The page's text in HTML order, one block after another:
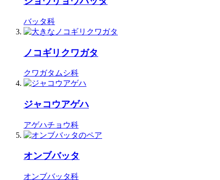
バッタ科
ノコギリクワガタ
クワガタムシ科
ジャコウアゲハ
アゲハチョウ科
オンブバッタ
オンブバッタ科